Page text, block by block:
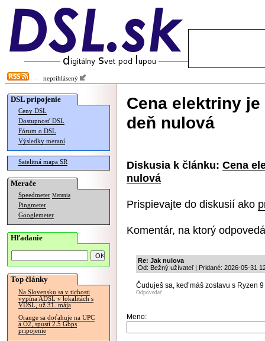
neprihlásený
DSL pripojenie
Ceny DSL
Dostupnosť DSL
Fórum o DSL
Výsledky meraní
Satelitná mapa SR
Merače
Speedmeter Merania
Pingmeter
Googlemeter
Hľadanie
Top články
Na Slovensku sa v tichosti
vypína ADSL v lokalitách s
VDSL, už 31. mája
Orange sa doťahuje na UPC
a O2, spustí 2.5 Gbps
pripojenie
Cena elektriny
deň nulová
Diskusia k článku: Cena
nulová
Prispievajte do diskusií ako
Komentár, na ktorý
Re: Jak nulova
Od: Bežný užívateľ | Pridané: 2026-05-31
Čuduješ sa, keď máš zostavu s Ryzen
Odpovedať
Meno: